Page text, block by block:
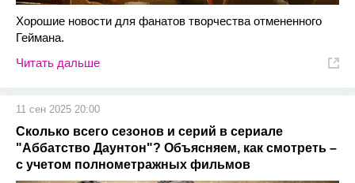
Хорошие новости для фанатов творчества отмененного
Геймана.
Читать дальше
11 сен 2025 20:00
Сколько всего сезонов и серий в сериале
"Аббатство Даунтон"? Объясняем, как смотреть –
с учетом полнометражных фильмов